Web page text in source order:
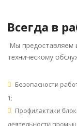
Всегда в
Мы предоставляем
техническому
Безопасности
1;
Профилактики
деятельности